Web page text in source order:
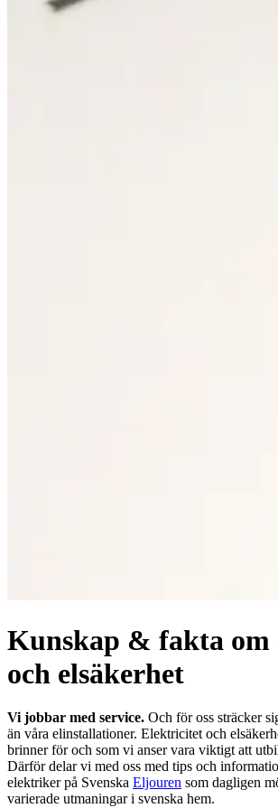
Kunskap & fakta
och elsäkerhet
Vi jobbar med service. Och för oss sträcker
än våra elinstallationer. Elektricitet och
brinner för och som vi anser vara viktigt att
Därför delar vi med oss med tips och
elektriker på Svenska Eljouren som dagligen
varierade utmaningar i svenska hem.